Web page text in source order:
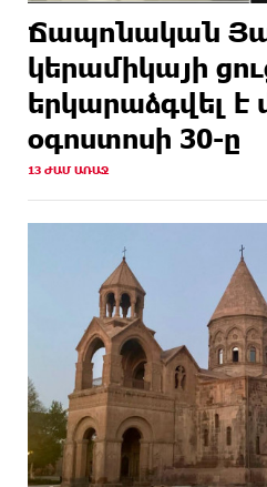
Ճապոնական
կերամիկայի
երկարաձգվել է
օգոստոսի 30-ը
13 ԺԱՄ ԱՌԱՋ